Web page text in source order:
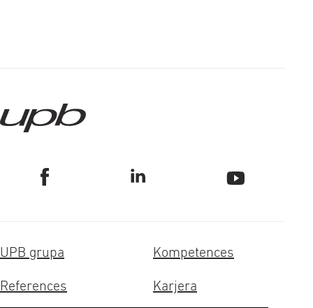
UPB grupa Kompetences
References Karjera